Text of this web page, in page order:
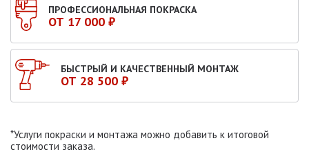
ПРОФЕССИОНАЛЬНАЯ ПОКРАСКА
ОТ 17 000 ₽
БЫСТРЫЙ И КАЧЕСТВЕННЫЙ МОНТАЖ
ОТ 28 500 ₽
*Услуги покраски и монтажа можно добавить к итоговой
стоимости заказа.